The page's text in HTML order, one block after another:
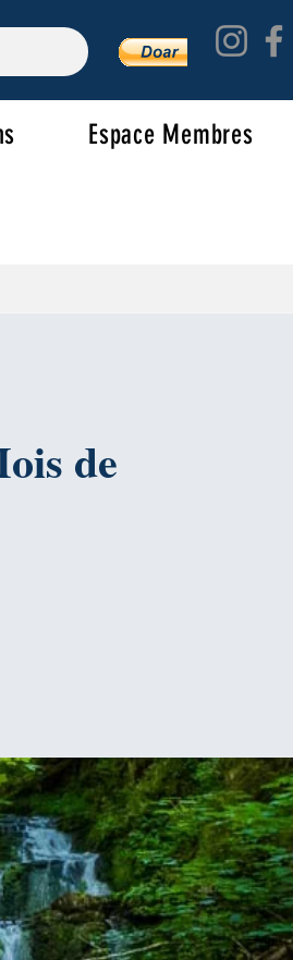
Espace Membres
de